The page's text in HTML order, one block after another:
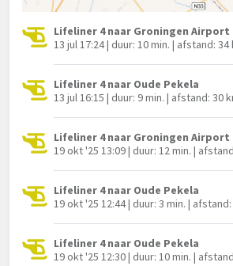
Lifeliner 4 naar Groningen Airport
13 jul 17:24 | duur: 10 min. | afstand: 34
Lifeliner 4 naar Oude Pekela
13 jul 16:15 | duur: 9 min. | afstand: 30
Lifeliner 4 naar Groningen Airport
19 okt '25 13:09 | duur: 12 min. |
Lifeliner 4 naar Oude Pekela
19 okt '25 12:44 | duur: 3 min. |
Lifeliner 4 naar Oude Pekela
19 okt '25 12:30 | duur: 10 min. |